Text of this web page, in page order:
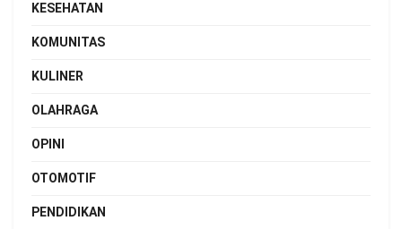
KESEHATAN
KOMUNITAS
KULINER
OLAHRAGA
OPINI
OTOMOTIF
PENDIDIKAN